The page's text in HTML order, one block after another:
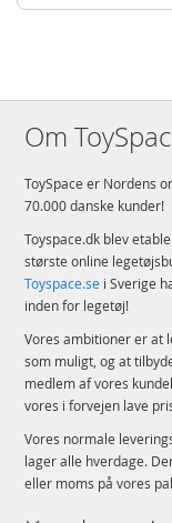
Om
ToySpace er Nordens
70.000 danske kunder!
Toyspace.dk blev
største online
Toyspace.se i Sverige
inden for legetøj!
Vores ambitioner er at
som muligt, og at
medlem af vores
vores i forvejen lave
Vores normale
lager alle hverdage.
eller moms på vores